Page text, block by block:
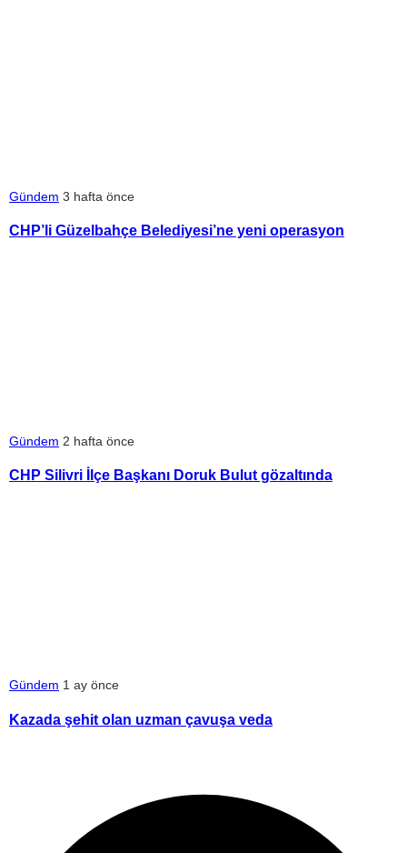
Gündem 3 hafta önce
CHP’li Güzelbahçe Belediyesi’ne yeni operasyon
Gündem 2 hafta önce
CHP Silivri İlçe Başkanı Doruk Bulut gözaltında
Gündem 1 ay önce
Kazada şehit olan uzman çavuşa veda